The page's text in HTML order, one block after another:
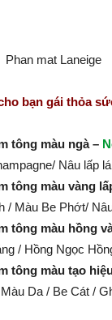
bạn gái thỏa
tông màu ngà –
Nâu lấp
tông màu vàng
/ Màu Be Phớt/
tông màu hồng
/ Hồng Ngọc
tông màu tạo
Màu Da / Be Cát /